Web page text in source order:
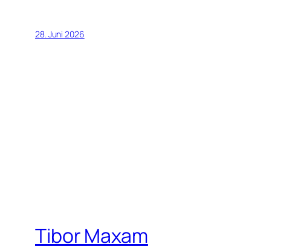
28. Juni 2026
Tibor Maxam